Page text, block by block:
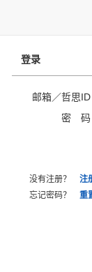
登录
邮箱／哲思ID
密 码
没有注册？ 注
忘记密码？ 重